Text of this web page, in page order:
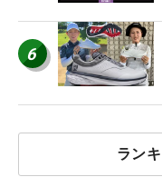
6
ラン